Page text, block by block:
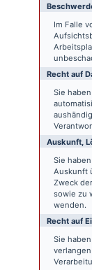
Im Falle
Recht auf
Sie
Auskunft,
Sie
Auskunft
Zweck
sowie zu
wenden.
Recht auf
Sie